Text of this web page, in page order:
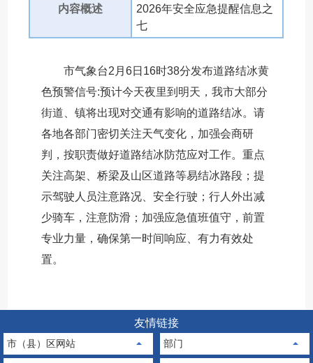
内容概述
2026年安全应急提醒信息之
七
市气象台2月6日16时38分发布道路结冰黄
色预警信号:预计今天夜里到明天，我市大部分
街道、镇将出现对交通有影响的道路结冰。请
各地各部门密切关注天气变化，加强会商研
判，按职责做好道路结冰防范应对工作。重点
关注高架、桥梁及山区道路等易结冰路段；提
示驾驶人员注意路况、安全行驶；行人外出减
少骑车，注意防滑；加强应急值班值守，前置
专业力量，确保第一时间响应、有力有效处
置。
友情链接
市（县）区网站 部门